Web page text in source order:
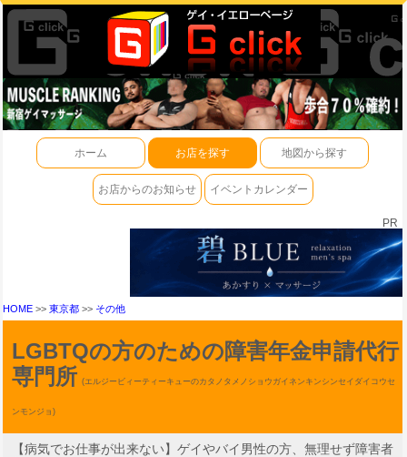
ホーム お店を探す 地図から探す
お店からのお知らせ イベントカレンダー
PR
HOME >> 東京都 >> その他
LGBTQの方のための障害年金申請代行
専門所 (エルジービィーティーキューのカタノタメノショウガイネンキンシンセイダイコウセ
ンモンジョ)
【病気でお仕事が出来ない】ゲイやバイ男性の方、無理せず障害者